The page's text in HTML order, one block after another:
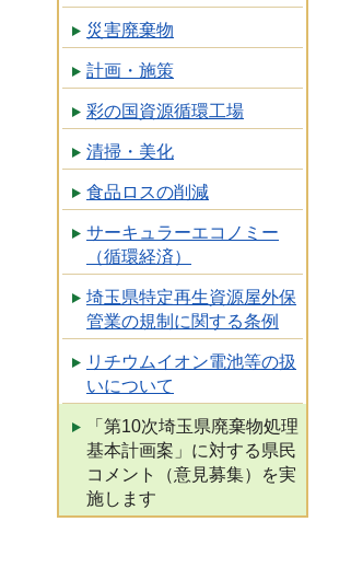
災害廃棄物
計画・施策
彩の国資源循環工場
清掃・美化
食品ロスの削減
サーキュラーエコノミー
（循環経済）
埼玉県特定再生資源屋外保
管業の規制に関する条例
リチウムイオン電池等の扱
いについて
「第10次埼玉県廃棄物処理
基本計画案」に対する県民
コメント（意見募集）を実
施します